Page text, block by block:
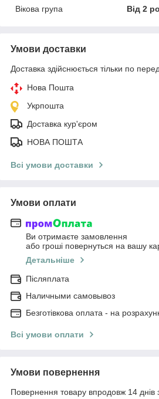
Вікова група
Від 2
Умови доставки
Доставка здійснюється тільки по
Нова Пошта
Укрпошта
Доставка кур'єром
НОВА ПОШТА
Всі умови доставки
Умови оплати
Ви отримаєте замовлення
або гроші повернуться на вашу
Детальніше
Післяплата
Наличными самовывоз
Безготівкова оплата - на
Всі умови оплати
Умови повернення
Повернення товару впродовж 14 днів